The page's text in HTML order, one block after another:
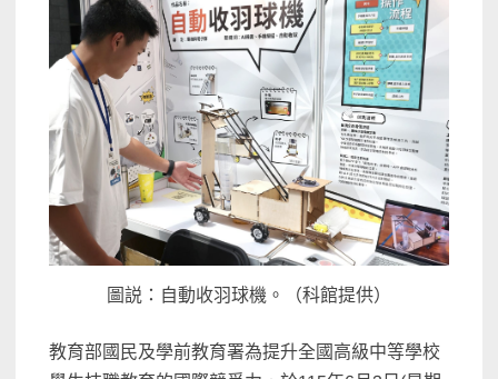
圖説：自動收羽球機。（科館提供）
教育部國民及學前教育署為提升全 國高級中等學校